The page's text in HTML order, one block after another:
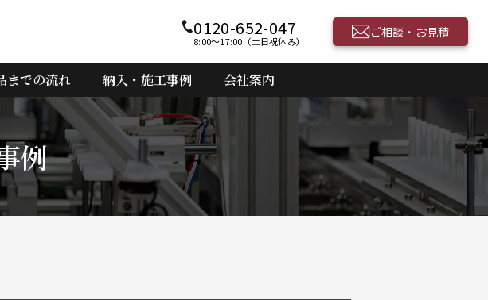
0120-652-047
8:00〜17:00（土日祝休み）
ご相談・お見積
までの流れ 納入・施工事例 会社案内
例